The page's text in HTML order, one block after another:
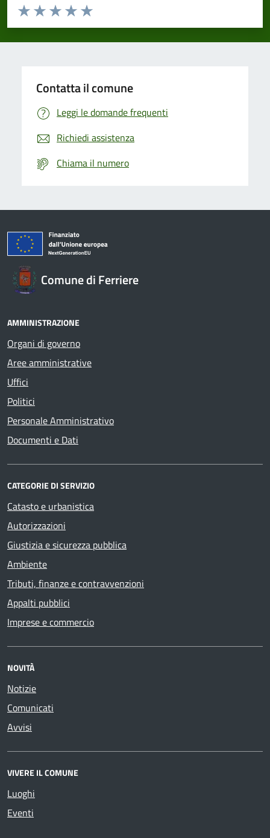
Domanda
Valuta da 1 a 5 stelle la pagina
Valuta 5 stelle su 5
Valuta 4 stelle su 5
Valuta 3 stelle su 5
Valuta 2 stelle su 5
Valuta 1 stelle su 5
Contatta il comune
Leggi le domande frequenti
Richiedi assistenza
Chiama il numero
Comune di Ferriere
AMMINISTRAZIONE
Organi di governo
Aree amministrative
Uffici
Politici
Personale Amministrativo
Documenti e Dati
CATEGORIE DI SERVIZIO
Catasto e urbanistica
Autorizzazioni
Giustizia e sicurezza pubblica
Ambiente
Tributi, finanze e contravvenzioni
Appalti pubblici
Imprese e commercio
NOVITÀ
Notizie
Comunicati
Avvisi
VIVERE IL COMUNE
Luoghi
Eventi